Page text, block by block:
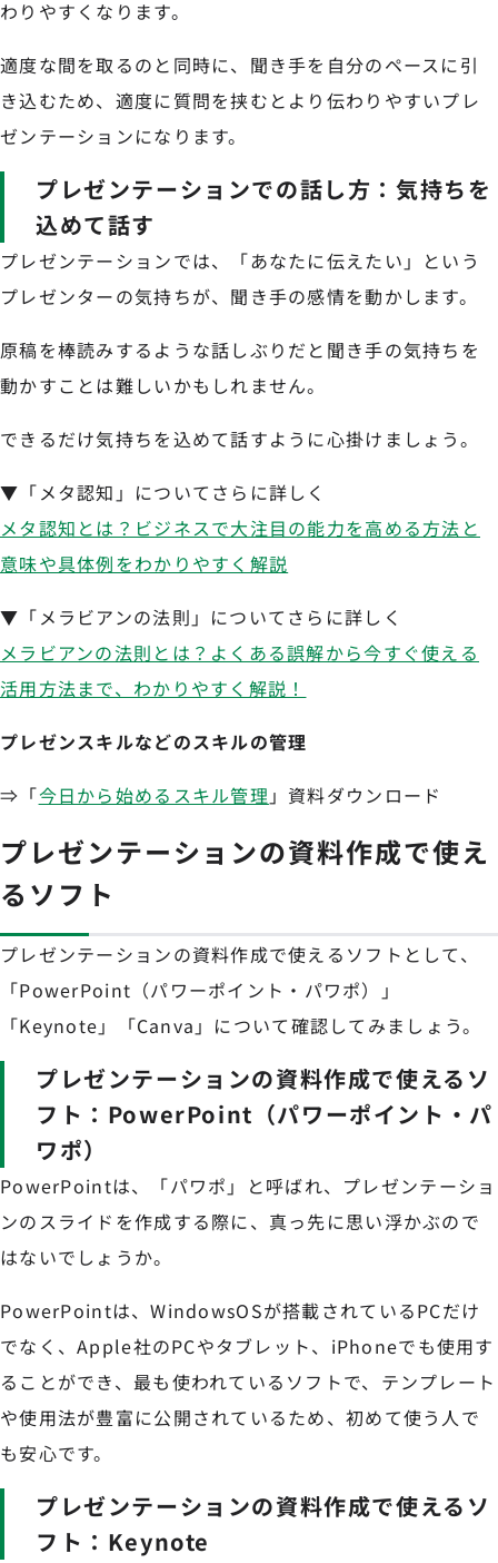
わりやすくなります。
適度な間を取るのと同時に、聞き手を自分のペースに引
き込むため、適度に質問を挟むとより伝わりやすいプレ
ゼンテーションになります。
プレゼンテーションでの話し方：気持ちを
込めて話す
プレゼンテーションでは、「あなたに伝えたい」という
プレゼンターの気持ちが、聞き手の感情を動かします。
原稿を棒読みするような話しぶりだと聞き手の気持ちを
動かすことは難しいかもしれません。
できるだけ気持ちを込めて話すように心掛けましょう。
▼「メタ認知」についてさらに詳しく
メタ認知とは？ビジネスで大注目の能力を高める方法と
意味や具体例をわかりやすく解説
▼「メラビアンの法則」についてさらに詳しく
メラビアンの法則とは？よくある誤解から今すぐ使える
活用方法まで、わかりやすく解説！
プレゼンスキルなどのスキルの管理
⇒「今日から始めるスキル管理 」資料ダウンロード
プレゼンテーションの資料作成で使え
るソフト
プレゼンテーションの資料作成で使えるソフトとして、
「PowerPoint（パワーポイント・パワポ）」
「Keynote」「Canva」について確認してみましょう。
プレゼンテーションの資料作成で使えるソ
フト：PowerPoint（パワーポイント・パ
ワポ）
PowerPointは、「パワポ」と呼ばれ、プレゼンテーショ
ンのスライドを作成する際に、真っ先に思い浮かぶので
はないでしょうか。
PowerPointは、WindowsOSが搭載されているPCだけ
でなく、Apple社のPCやタブレット、iPhoneでも使用す
ることができ、最も使われているソフトで、テンプレート
や使用法が豊富に公開されているため、初めて使う人で
も安心です。
プレゼンテーションの資料作成で使えるソ
フト：Keynote